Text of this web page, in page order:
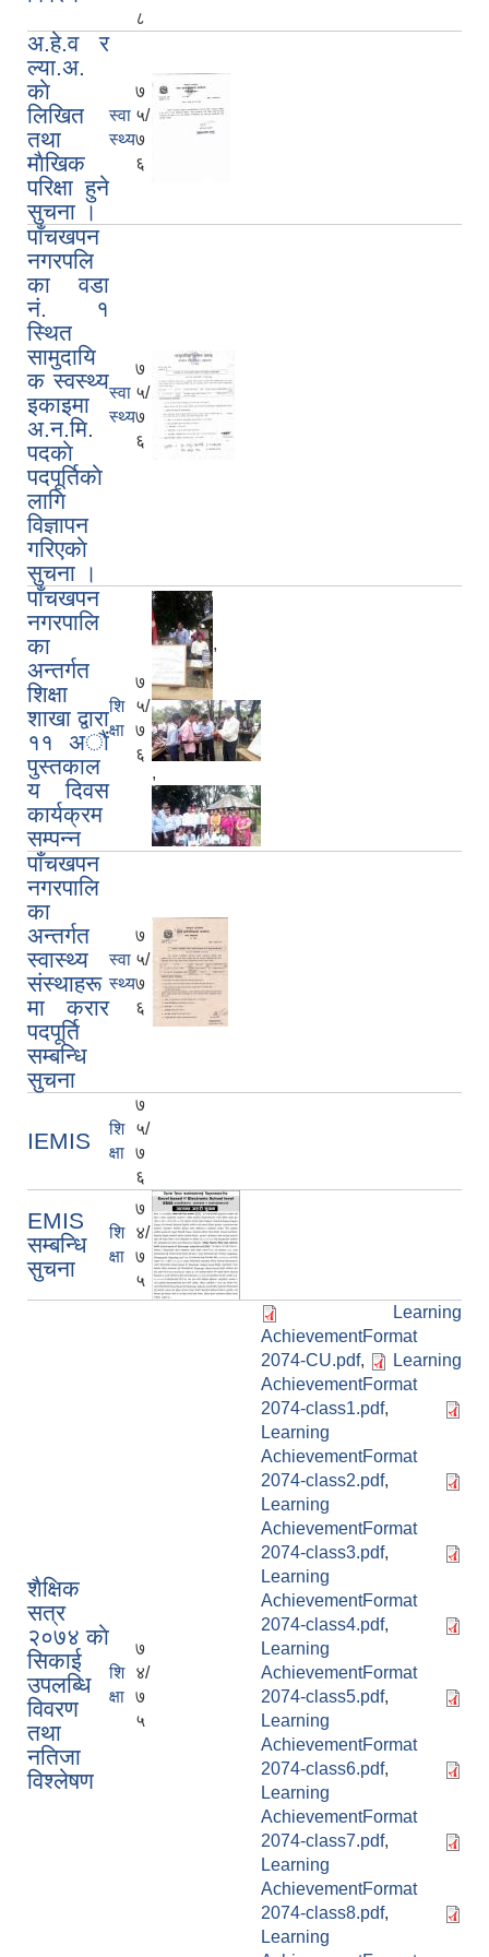
८
अ.हे.व र
ल्या.अ.
काे
लिखित
तथा
माैखिक
परिक्षा हुने
सुचना ।
स्वा
स्थ्य
७
५/
७
६
पाँचखपन
नगरपलि
का वडा
नं. १
स्थित
सामुदायि
क स्वस्थ्य
इकाइमा
अ.न.मि.
पदकाे
पदपूर्तिकाे
लागि
विज्ञापन
गरिएकाे
सुचना ।
स्वा
स्थ्य
७
५/
७
६
पाँचखपन
नगरपालि
का
अन्तर्गत
शिक्षा
शाखा द्वारा
११ अाैं
पुस्तकाल
य दिवस
कार्यक्रम
सम्पन्न
शि
क्षा
७
५/
७
६
,
,
पाँचखपन
नगरपालि
का
अन्तर्गत
स्वास्थ्य
संस्थाहरू
मा करार
पदपूर्ति
सम्बन्धि
सुचना
स्वा
स्थ्य
७
५/
७
६
IEMIS
शि
क्षा
७
५/
७
६
EMIS
सम्बन्धि
सुचना
शि
क्षा
७
४/
७
५
शैक्षिक
सत्र
२०७४ काे
सिकाई
उपलब्धि
विवरण
तथा
नतिजा
विश्लेषण
शि
क्षा
७
४/
७
५
Learning
AchievementFormat
2074-CU.pdf,
Learning
AchievementFormat
2074-class1.pdf,
Learning
AchievementFormat
2074-class2.pdf,
Learning
AchievementFormat
2074-class3.pdf,
Learning
AchievementFormat
2074-class4.pdf,
Learning
AchievementFormat
2074-class5.pdf,
Learning
AchievementFormat
2074-class6.pdf,
Learning
AchievementFormat
2074-class7.pdf,
Learning
AchievementFormat
2074-class8.pdf,
Learning